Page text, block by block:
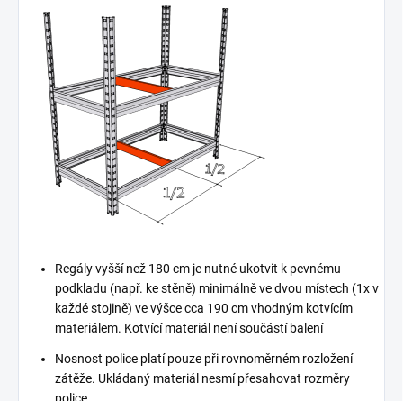
Regály vyšší než 180 cm je nutné ukotvit k pevnému
podkladu (např. ke stěně) minimálně ve dvou místech (1x v
každé stojině) ve výšce cca 190 cm vhodným kotvícím
materiálem. Kotvící materiál není součástí balení
Nosnost police platí pouze při rovnoměrném rozložení
zátěže. Ukládaný materiál nesmí přesahovat rozměry